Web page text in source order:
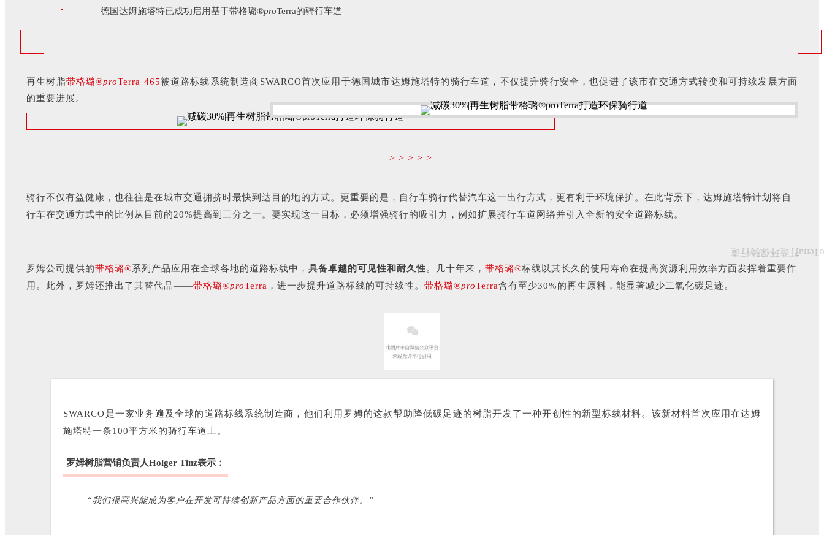
· 德国达姆施塔特已成功启用基于带格璐®proTerra的骑行车道
再生树脂带格璐®proTerra 465被道路标线系统制造商SWARCO首次应用于德国城市达姆施塔特的骑行车道，不仅提升骑行安全，也促进了该市在交通方式转变和可持续发展方面
的重要进展。
>>>>>
骑行不仅有益健康，也往往是在城市交通拥挤时最快到达目的地的方式。更重要的是，自行车骑行代替汽车这一出行方式，更有利于环境保护。在此背景下，达姆施塔特计划将自
行车在交通方式中的比例从目前的20%提高到三分之一。要实现这一目标，必须增强骑行的吸引力，例如扩展骑行车道网络并引入全新的安全道路标线。
罗姆公司提供的带格璐®系列产品应用在全球各地的道路标线中， 具备卓越的可见性和耐久性。几十年来， 带格璐®标线以其长久的使用寿命在提高资源利用效率方面发挥着重要作
用。此外，罗姆还推出了其替代品——带格璐®proTerra ，进一步提升道路标线的可持续性。 带格璐®proTerra含有至少30%的再生原料，能显著减少二氧化碳足迹。
SWARCO是一家业务遍及全球的道路标线系统制造商，他们利用罗姆的这款帮助降低碳足迹的树脂开发了一种开创性的新型标线材料。该新材料首次应用在达姆
施塔特一条100平方米的骑行车道上。
罗姆树脂营销负责人Holger Tinz表示：
“ 我们很高兴能成为客户在开发可持续创新产品方面的重要合作伙伴。 ”